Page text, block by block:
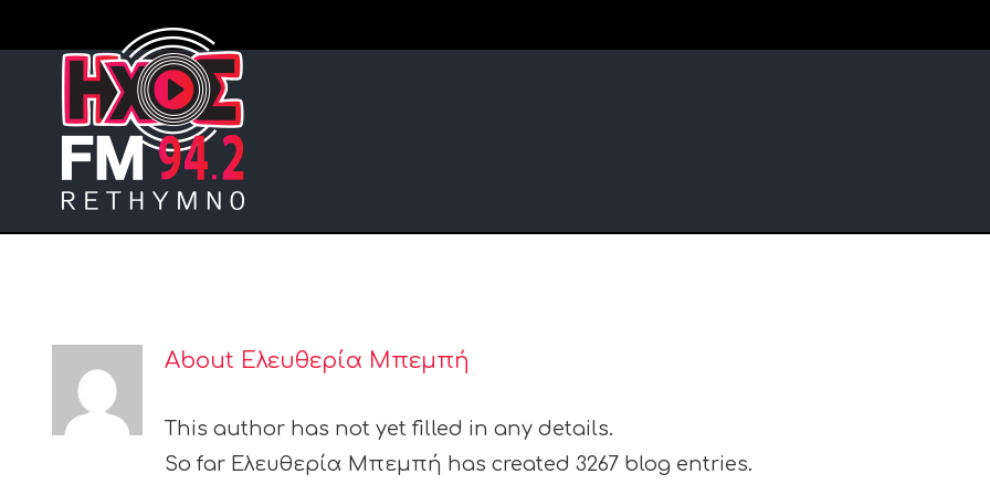
to
About Ελευθερία Μπεμπή
This author has not yet filled in any details.
So far Ελευθερία Μπεμπή has created 3267 blog entries.